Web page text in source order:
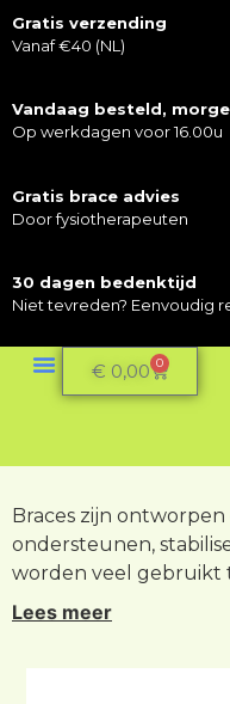
Gratis verzending
Vanaf €40 (NL)
Vandaag besteld,
Op werkdagen voor 16.00u
Gratis brace advies
Door fysiotherapeuten
30 dagen bedenktijd
Niet tevreden? Eenvoudig
€ 0,00 0
Braces zijn
ondersteunen,
worden veel gebruikt
blessure,
Lees meer